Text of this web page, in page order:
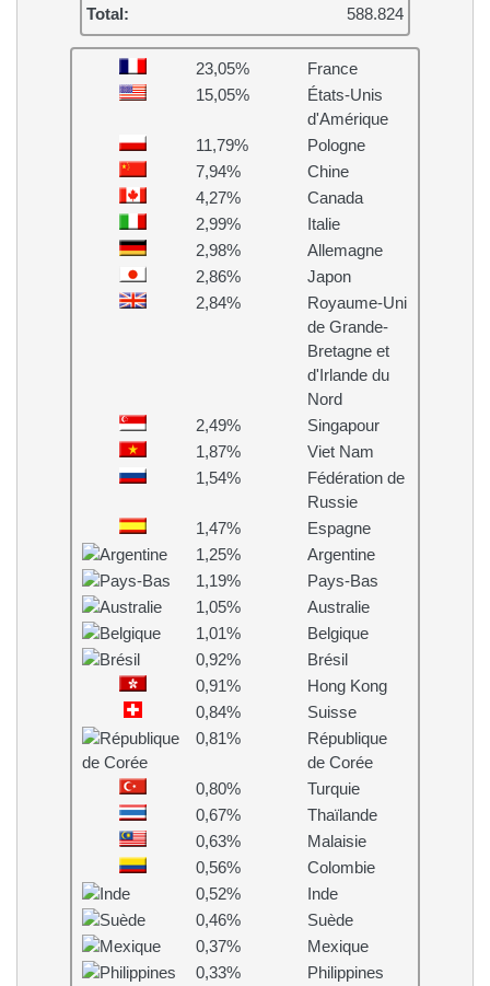
Total:
588.824
23,05%
France
15,05%
États-Unis
d'Amérique
11,79%
Pologne
7,94%
Chine
4,27%
Canada
2,99%
Italie
2,98%
Allemagne
2,86%
Japon
2,84%
Royaume-Uni
de Grande-
Bretagne et
d'Irlande du
Nord
2,49%
Singapour
1,87%
Viet Nam
1,54%
Fédération de
Russie
1,47%
Espagne
1,25%
Argentine
1,19%
Pays-Bas
1,05%
Australie
1,01%
Belgique
0,92%
Brésil
0,91%
Hong Kong
0,84%
Suisse
0,81%
République
de Corée
0,80%
Turquie
0,67%
Thaïlande
0,63%
Malaisie
0,56%
Colombie
0,52%
Inde
0,46%
Suède
0,37%
Mexique
0,33%
Philippines